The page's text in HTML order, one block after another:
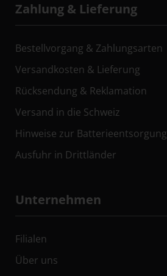
Zahlung & Lieferung
Bestellvorgang & Zahlungsarten
Versandkosten & Lieferung
Rücksendung & Reklamation
Versand in die Schweiz
Hinweise zur Batterieentsorgung
Ausfuhr in Drittländer
Unternehmen
Filialen
Über uns